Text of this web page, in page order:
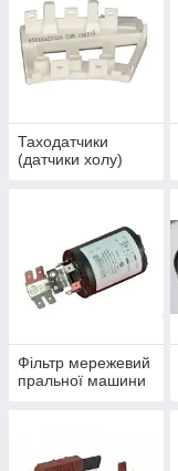
Таходатчики
(датчики холу)
Фільтр мережевий
пральної машини